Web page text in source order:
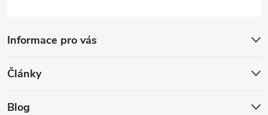
Informace pro vás
Články
Blog